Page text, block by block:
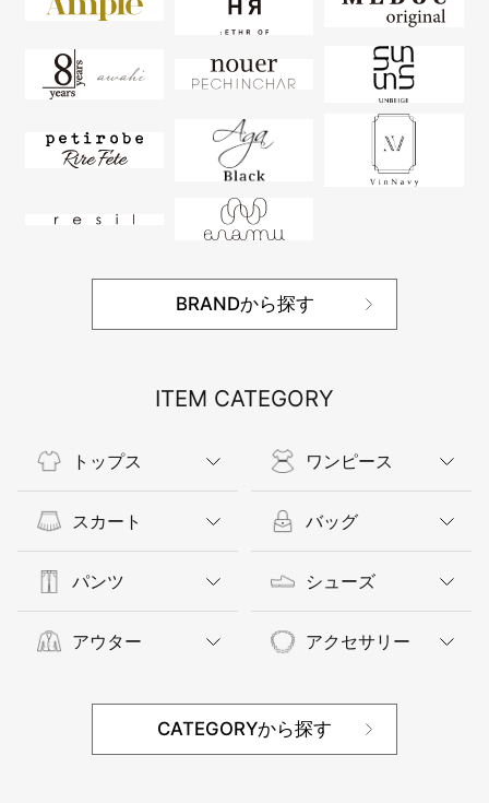
BRANDから探す
ITEM CATEGORY
トップス
スカート
パンツ
アウター
ワンピース
バッグ
シューズ
アクセサリー
CATEGORYから探す